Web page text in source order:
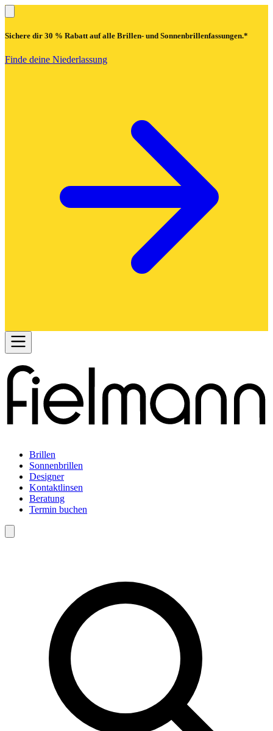
Sichere dir 30 % Rabattauf alle Brillen- und Sonnenbrillenfassungen.*
Finde deine Niederlassung
Brillen
Sonnenbrillen
Designer
Kontaktlinsen
Beratung
Termin buchen